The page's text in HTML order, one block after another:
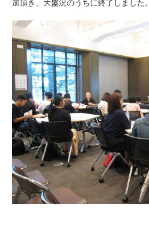
加頂き、大盛況のうちに終了しました。